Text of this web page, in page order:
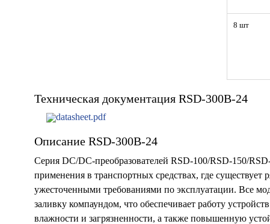
8 шт
Техническая документация RSD-300B-24
datasheet.pdf
Описание RSD-300B-24
Серия DC/DC-преобразователей RSD-100/RSD-150/
применения в транспортных средствах, где существует
ужесточенными требованиями по эксплуатации. Все
заливку компаундом, что обеспечивает работу
влажности и загрязненности, а также повышенную